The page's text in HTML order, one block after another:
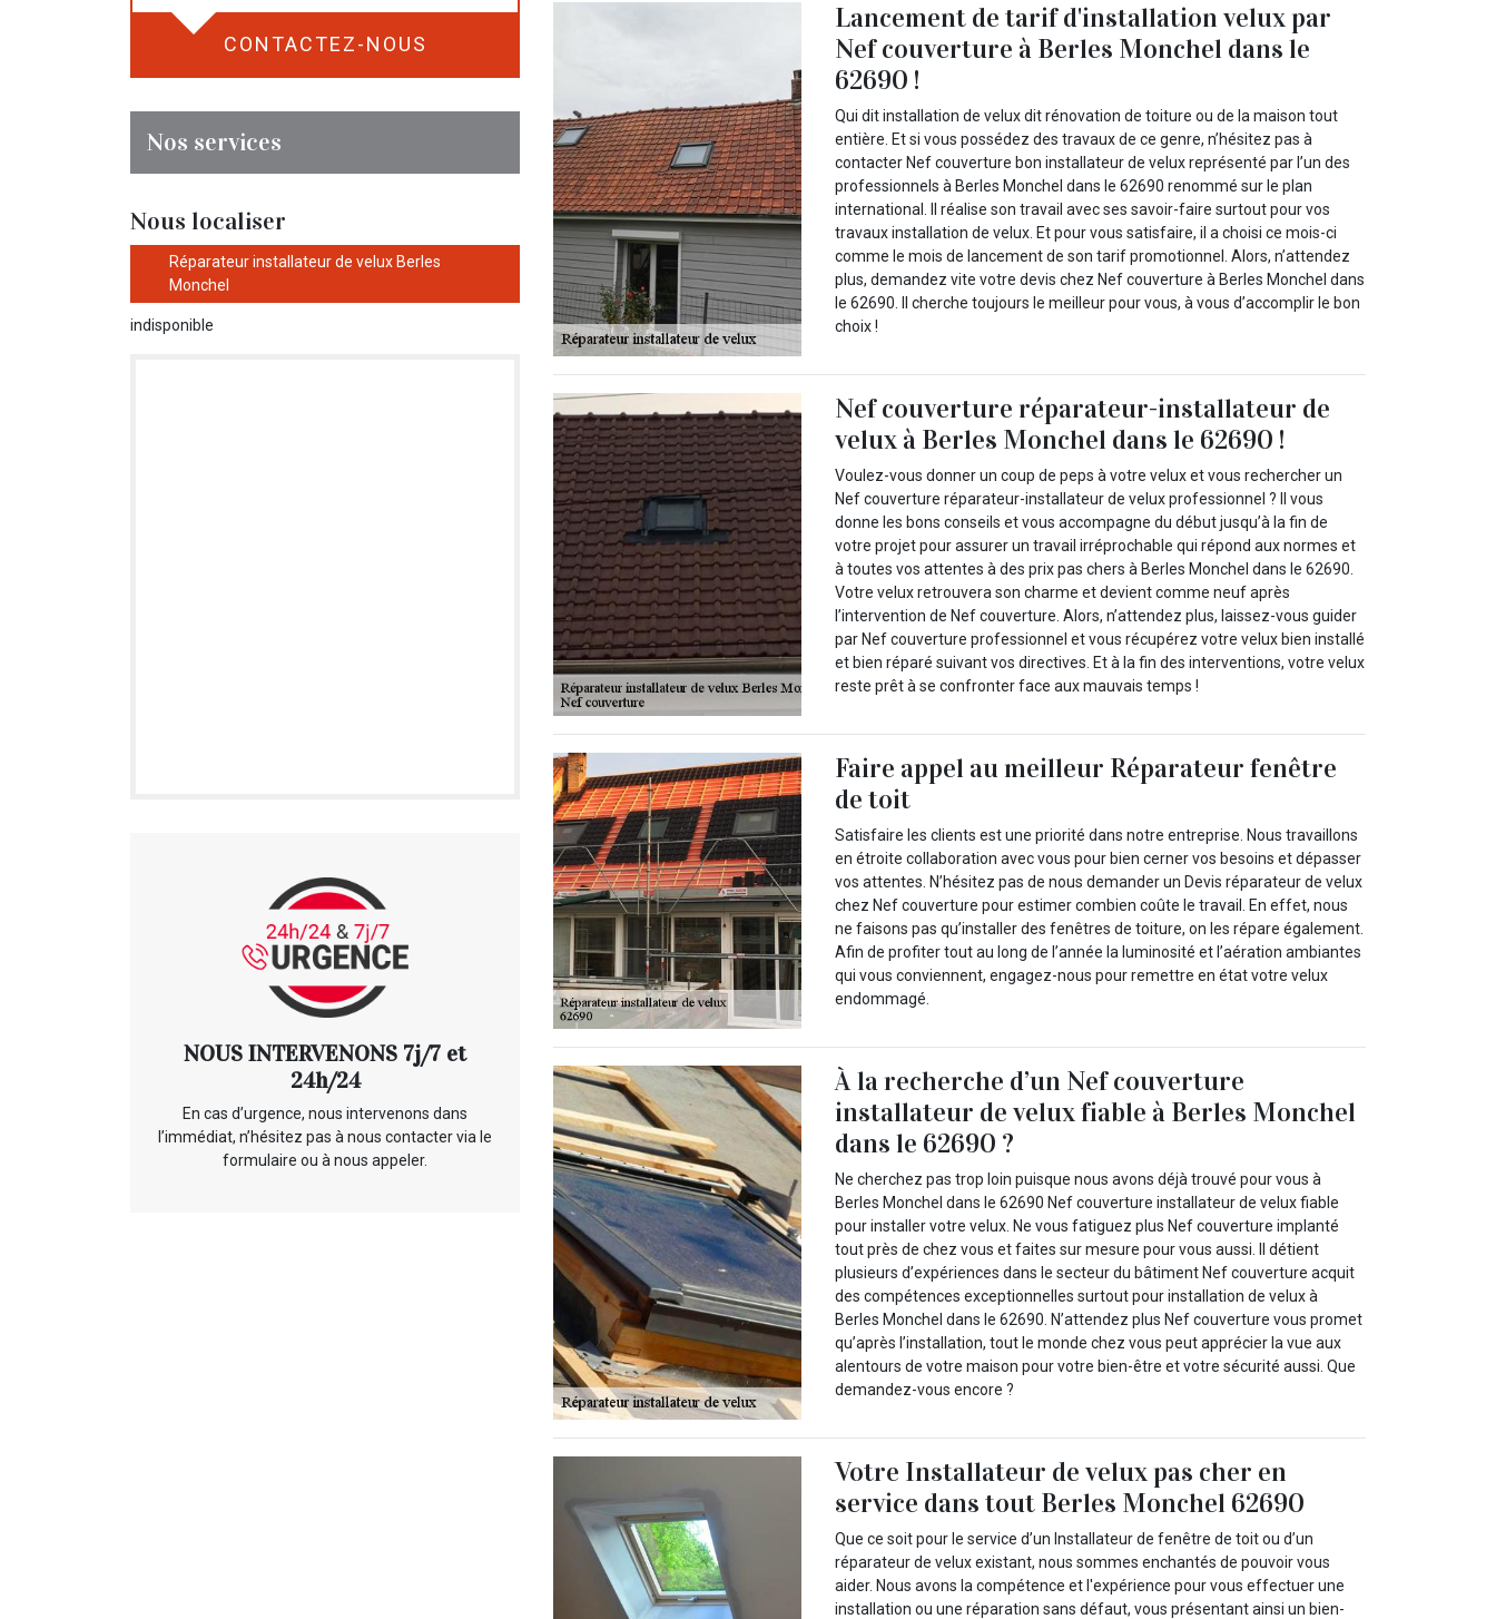
CONTACTEZ-NOUS
Nos services
Nous localiser
Réparateur installateur de velux Berles
Monchel
indisponible
NOUS INTERVENONS 7j/7 et
24h/24
En cas d’urgence, nous intervenons dans
l’immédiat, n’hésitez pas à nous contacter via le
formulaire ou à nous appeler.
Lancement de tarif d'installation velux par
Nef couverture à Berles Monchel dans le
62690 !
Qui dit installation de velux dit rénovation de toiture ou de la maison tout
entière. Et si vous possédez des travaux de ce genre, n’hésitez pas à
contacter Nef couverture bon installateur de velux représenté par l’un des
professionnels à Berles Monchel dans le 62690 renommé sur le plan
international. Il réalise son travail avec ses savoir-faire surtout pour vos
travaux installation de velux. Et pour vous satisfaire, il a choisi ce mois-ci
comme le mois de lancement de son tarif promotionnel. Alors, n’attendez
plus, demandez vite votre devis chez Nef couverture à Berles Monchel dans
le 62690. Il cherche toujours le meilleur pour vous, à vous d’accomplir le bon
choix !
Nef couverture réparateur-installateur de
velux à Berles Monchel dans le 62690 !
Voulez-vous donner un coup de peps à votre velux et vous rechercher un
Nef couverture réparateur-installateur de velux professionnel ? Il vous
donne les bons conseils et vous accompagne du début jusqu’à la fin de
votre projet pour assurer un travail irréprochable qui répond aux normes et
à toutes vos attentes à des prix pas chers à Berles Monchel dans le 62690.
Votre velux retrouvera son charme et devient comme neuf après
l’intervention de Nef couverture. Alors, n’attendez plus, laissez-vous guider
par Nef couverture professionnel et vous récupérez votre velux bien installé
et bien réparé suivant vos directives. Et à la fin des interventions, votre velux
reste prêt à se confronter face aux mauvais temps !
Faire appel au meilleur Réparateur fenêtre
de toit
Satisfaire les clients est une priorité dans notre entreprise. Nous travaillons
en étroite collaboration avec vous pour bien cerner vos besoins et dépasser
vos attentes. N’hésitez pas de nous demander un Devis réparateur de velux
chez Nef couverture pour estimer combien coûte le travail. En effet, nous
ne faisons pas qu’installer des fenêtres de toiture, on les répare également.
Afin de profiter tout au long de l’année la luminosité et l’aération ambiantes
qui vous conviennent, engagez-nous pour remettre en état votre velux
endommagé.
À la recherche d’un Nef couverture
installateur de velux fiable à Berles Monchel
dans le 62690 ?
Ne cherchez pas trop loin puisque nous avons déjà trouvé pour vous à
Berles Monchel dans le 62690 Nef couverture installateur de velux fiable
pour installer votre velux. Ne vous fatiguez plus Nef couverture implanté
tout près de chez vous et faites sur mesure pour vous aussi. Il détient
plusieurs d’expériences dans le secteur du bâtiment Nef couverture acquit
des compétences exceptionnelles surtout pour installation de velux à
Berles Monchel dans le 62690. N’attendez plus Nef couverture vous promet
qu’après l’installation, tout le monde chez vous peut apprécier la vue aux
alentours de votre maison pour votre bien-être et votre sécurité aussi. Que
demandez-vous encore ?
Votre Installateur de velux pas cher en
service dans tout Berles Monchel 62690
Que ce soit pour le service d’un Installateur de fenêtre de toit ou d’un
réparateur de velux existant, nous sommes enchantés de pouvoir vous
aider. Nous avons la compétence et l'expérience pour vous effectuer une
installation ou une réparation sans défaut, vous présentant ainsi un bien-